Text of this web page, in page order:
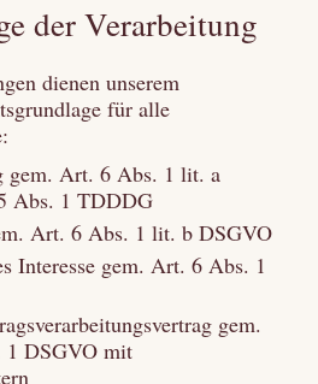
der Verarbeitung
dienen unserem
für alle
gem. Art. 6 Abs. 1 lit. a
Abs. 1 TDDDG
Art. 6 Abs. 1 lit. b DSGVO
Interesse gem. Art. 6 Abs. 1
gem.
DSGVO mit